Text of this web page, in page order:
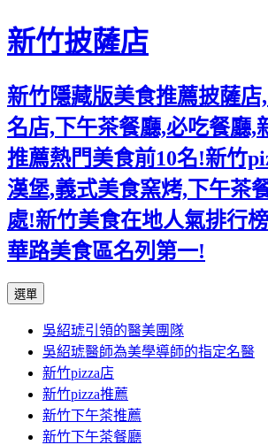
新竹披薩店
新竹隱藏版美食推薦披薩
名店,下午茶餐廳,必吃餐廳,
推薦熱門美食前10名!新竹
漢堡,義式美食窯烤,下午茶
處!新竹美食在地人氣排行
華路美食區名列第一!
選單
主
要
內
容
吳紹琥引領的醫美團隊
吳紹琥醫師為美學導師的指定名醫
新竹pizza店
新竹pizza推薦
新竹下午茶推薦
新竹下午茶餐廳